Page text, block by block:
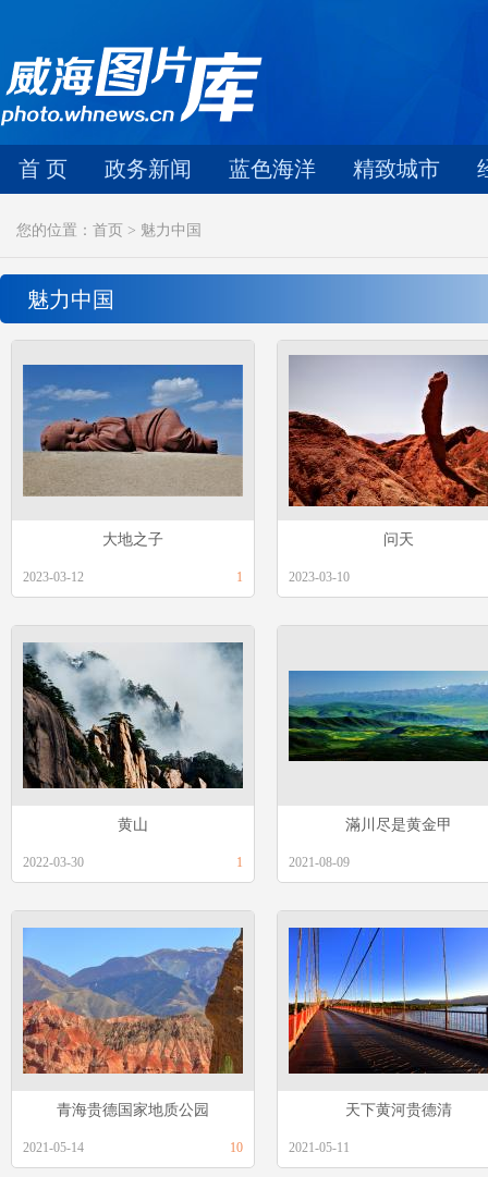
首 页 政务新闻 蓝色海洋 精致城市
您的位置：首页 > 魅力中国
魅力中国
大地之子
2023-03-12 1
问天
2023-03-10
黄山
2022-03-30 1
滿川尽是黄金甲
2021-08-09
青海贵德国家地质公园
2021-05-14 10
天下黄河贵德清
2021-05-11